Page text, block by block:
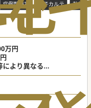
症例数豊富 電子カルテ 赴任手
万円
より異なる
日20,000円/回）